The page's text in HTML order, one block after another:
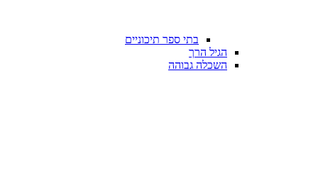
בתי ספר תיכוניים
הגיל הרך
השכלה גבוהה